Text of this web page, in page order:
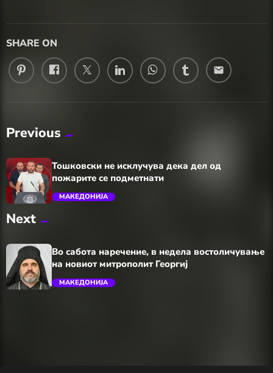
SHARE ON
email
Previous
Тошковски не исклучува дека дел од
пожарите се подметнати
МАКЕДОНИЈА
Next
Во сабота наречение, в недела востоличување
на новиот митрополит Георгиј
МАКЕДОНИЈА